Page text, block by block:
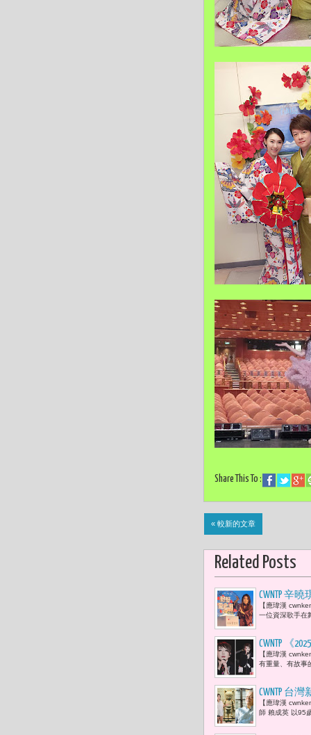
Share This To :
« 較新的文章
Related Posts
CWNTP 辛
了。」
【應瑋漢
一位資深歌手在
CWNTP 《
理解世界
【應瑋漢
有重量、有故事
CWNTP 台
兒媳于長
【應瑋漢
師 賴成英 以95